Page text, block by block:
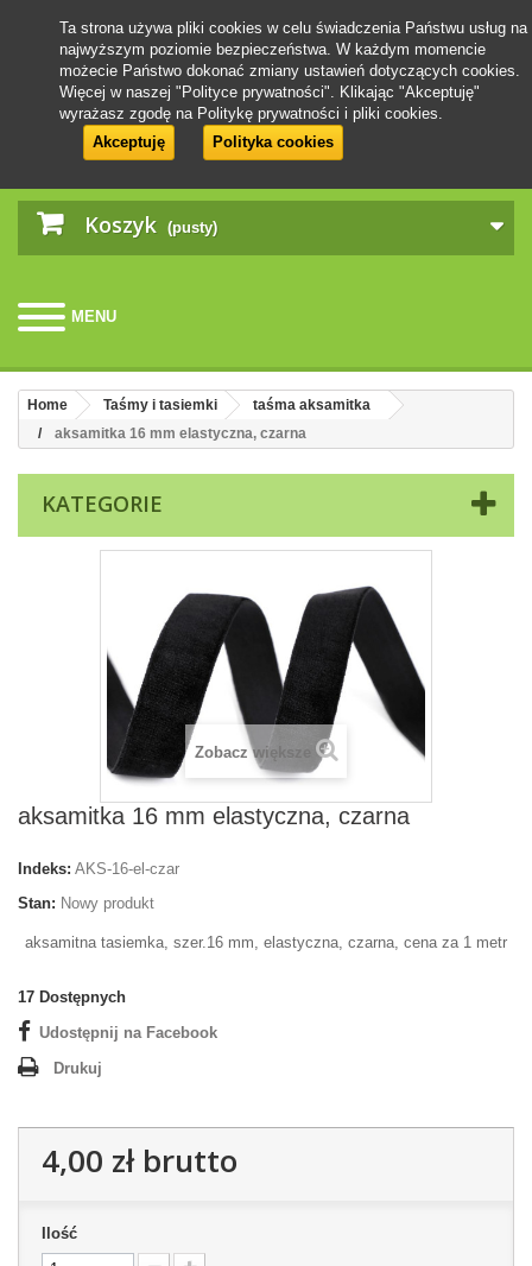
Koszyk (pusty)
MENU
Ta strona używa pliki cookies w celu świadczenia Państwu usług na
najwyższym poziomie bezpieczeństwa. W każdym momencie
możecie Państwo dokonać zmiany ustawień dotyczących cookies.
Więcej w naszej "Polityce prywatności". Klikając "Akceptuję"
wyrażasz zgodę na Politykę prywatności i pliki cookies.
Akceptuję
Polityka cookies
Home Taśmy i tasiemki
taśma aksamitka
aksamitka 16 mm elastyczna, czarna
KATEGORIE
Zobacz większe
aksamitka 16 mm elastyczna, czarna
Indeks: AKS-16-el-czar
Stan: Nowy produkt
aksamitna tasiemka, szer.16 mm, elastyczna, czarna, cena za 1 metr
17 Dostępnych
Udostępnij na Facebook
Drukuj
4,00 złbrutto
Ilość